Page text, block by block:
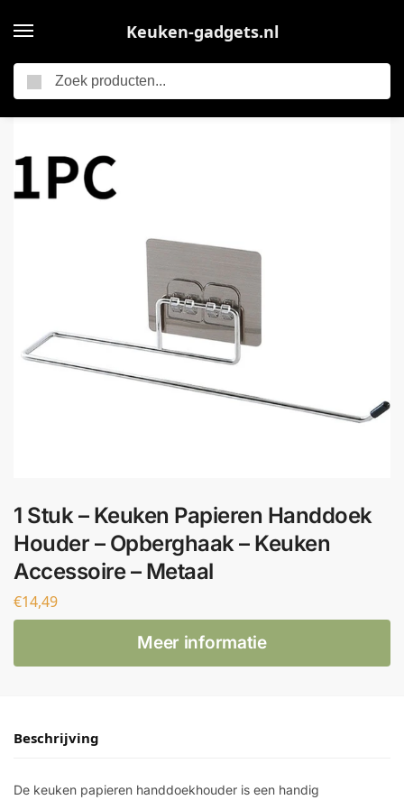
Keuken-gadgets.nl
1 Stuk – Keuken Papieren Handdoek Houder – Opberghaak – Keuken Accessoire – Metaal
1 Stuk – Keuken Papieren Handdoek
Houder – Opberghaak – Keuken
Accessoire – Metaal
€14,49
Meer informatie
Beschrijving
De keuken papieren handdoekhouder is een handig